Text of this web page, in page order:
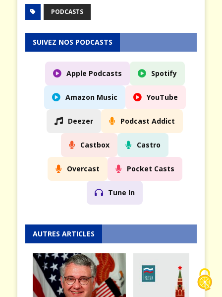
PODCASTS
SUIVEZ NOS PODCASTS
Apple Podcasts Spotify
Amazon Music YouTube
Deezer Podcast Addict
Castbox Castro
Overcast Pocket Casts
Tune In
AUTRES ARTICLES